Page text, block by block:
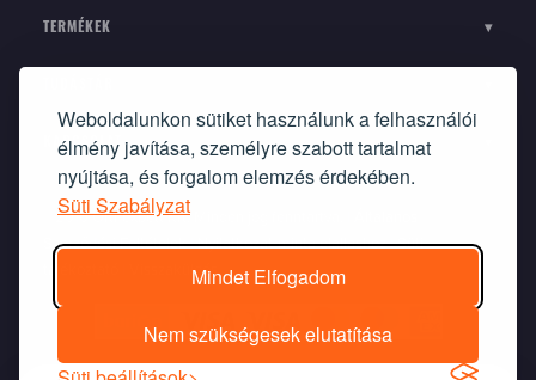
Weboldalunkon sütiket használunk a felhasználói
élmény javítása, személyre szabott tartalmat
nyújtása, és forgalom elemzés érdekében.
Süti Szabályzat
Mindet Elfogadom
Nem szükségesek elutatítása
TERMÉKEK ▾
KAPCSOLAT
©2010 Ortflexbett Kft. Minden jog fenntartva. |
Szerződési Feltételek|Nyilatkozat-minta elálláshoz|Süti
Visszaküldés